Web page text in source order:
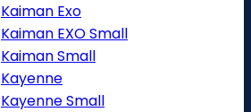
Kaiman Exo
Kaiman EXO Small
Kaiman Small
Kayenne
Kayenne Small